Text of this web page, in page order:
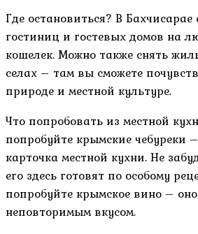
Где остановиться? В Бахчисарае
гостиниц и гостевых домов на
кошелек. Можно также снять
селах – там вы сможете
природе и местной культуре.
Что попробовать из местной
попробуйте крымские чебуреки
карточка местной кухни. Не
его здесь готовят по особому
попробуйте крымское вино –
неповторимым вкусом.